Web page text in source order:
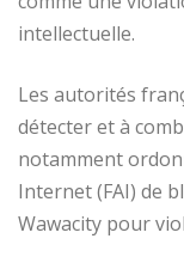
intellectuelle.
Les autorités
détecter et à
notamment
Internet (FAI) de
Wawacity pour